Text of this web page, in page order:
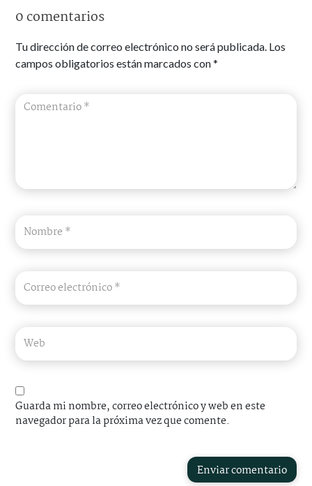
0 comentarios
Tu dirección de correo electrónico no será publicada. Los
campos obligatorios están marcados con*
Guarda mi nombre, correo electrónico y web en este
navegador para la próxima vez que comente.
Enviar comentario